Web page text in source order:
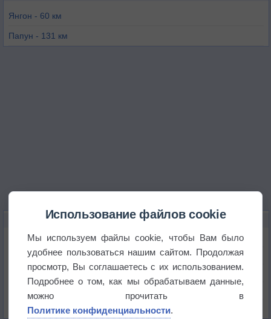
Янгон - 60 км
Папун - 131 км
КАРТЫ ПОГОДЫ В БАГО
Температура
Давление
Осадки
Список всех карт
Использование файлов cookie
Мы используем файлы cookie, чтобы Вам было
удобнее пользоваться нашим сайтом. Продолжая
просмотр, Вы соглашаетесь с их использованием.
Подробнее о том, как мы обрабатываем данные,
можно прочитать в
Политике конфиденциальности.